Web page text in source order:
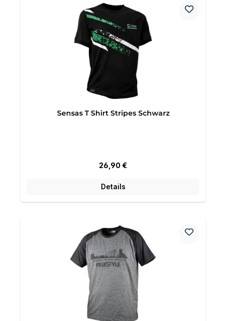
Sensas T Shirt Stripes Schwarz
Regulärer Preis:
26,90 €
Details